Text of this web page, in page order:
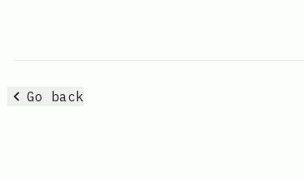
Go back